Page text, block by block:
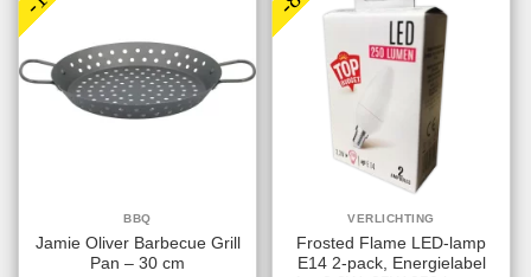
BBQ
Jamie Oliver Barbecue Grill
Pan – 30 cm
VERLICHTING
Frosted Flame LED-lamp
E14 2-pack, Energielabel